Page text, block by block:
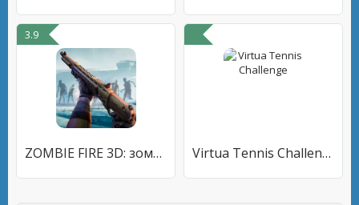
3.9
ZOMBIE FIRE 3D: зомби Virtua Tennis Challenge